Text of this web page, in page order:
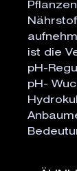
ist die
pH-
pH-